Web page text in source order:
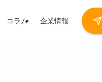
コラム 企業情報